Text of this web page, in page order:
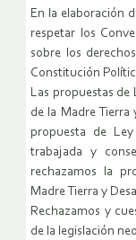
En la elaboración
respetar los
sobre los
Constitución
Las propuestas de
de la Madre
propuesta de
trabajada y
rechazamos la
Madre Tierra y
Rechazamos y
de la legislación